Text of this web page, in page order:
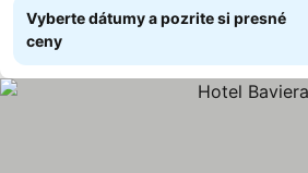
Vyberte dátumy a pozrite si presné
ceny